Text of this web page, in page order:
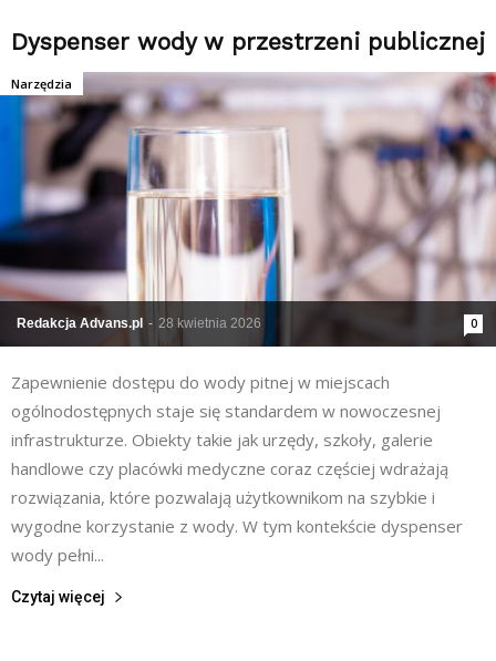
Dyspenser wody w przestrzeni publicznej
Redakcja Advans.pl - 28 kwietnia 2026 0
Narzędzia
Zapewnienie dostępu do wody pitnej w miejscach
ogólnodostępnych staje się standardem w nowoczesnej
infrastrukturze. Obiekty takie jak urzędy, szkoły, galerie
handlowe czy placówki medyczne coraz częściej wdrażają
rozwiązania, które pozwalają użytkownikom na szybkie i
wygodne korzystanie z wody. W tym kontekście dyspenser
wody pełni...
Czytaj więcej